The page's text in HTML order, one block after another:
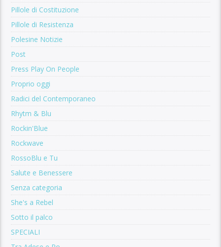
Pillole di Costituzione
Pillole di Resistenza
Polesine Notizie
Post
Press Play On People
Proprio oggi
Radici del Contemporaneo
Rhytm & Blu
Rockin'Blue
Rockwave
RossoBlu e Tu
Salute e Benessere
Senza categoria
She's a Rebel
Sotto il palco
SPECIALI